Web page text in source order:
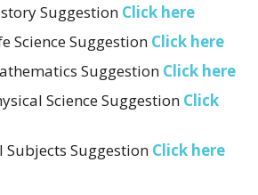
Suggestion Click here
Science Suggestion Click here
Suggestion Click here
Science Suggestion Click
Suggestion Click here